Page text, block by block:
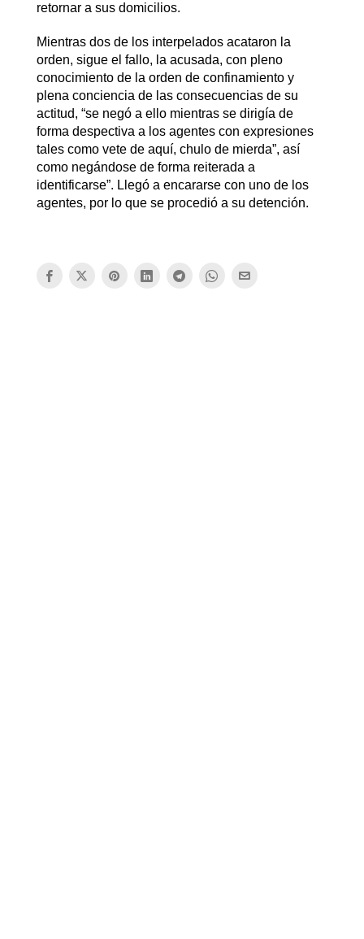
retornar a sus domicilios.
Mientras dos de los interpelados acataron la
orden, sigue el fallo, la acusada, con pleno
conocimiento de la orden de confinamiento y
plena conciencia de las consecuencias de su
actitud, “se negó a ello mientras se dirigía de
forma despectiva a los agentes con expresiones
tales como vete de aquí, chulo de mierda”, así
como negándose de forma reiterada a
identificarse”. Llegó a encararse con uno de los
agentes, por lo que se procedió a su detención.